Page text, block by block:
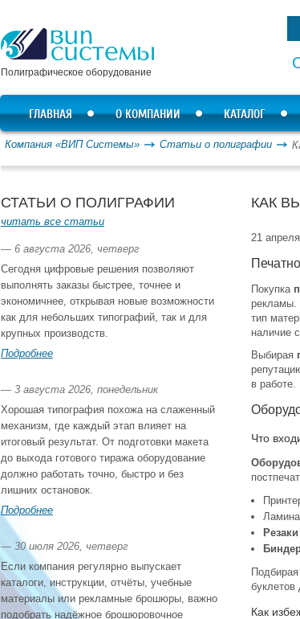
Полиграфическое оборудование
ГЛАВНАЯ О КОМПАНИИ КАТАЛОГ
Компания «ВИП Системы» Статьи о полиграфии
СТАТЬИ О ПОЛИГРАФИИ
читать все статьи
— 6 августа 2026, четверг
Сегодня цифровые решения позволяют
выполнять заказы быстрее, точнее и
экономичнее, открывая новые возможности
как для небольших типографий, так и для
крупных производств.
Подробнее
— 3 августа 2026, понедельник
Хорошая типография похожа на слаженный
механизм, где каждый этап влияет на
итоговый результат. От подготовки макета
до выхода готового тиража оборудование
должно работать точно, быстро и без
лишних остановок.
Подробнее
— 30 июля 2026, четверг
Если компания регулярно выпускает
каталоги, инструкции, отчёты, учебные
материалы или рекламные брошюры, важно
подобрать надёжное брошюровочное
КАК
21
Покупка
рекламы.
тип
наличие
Выбирая
в работе.
Что
буклетов
Как